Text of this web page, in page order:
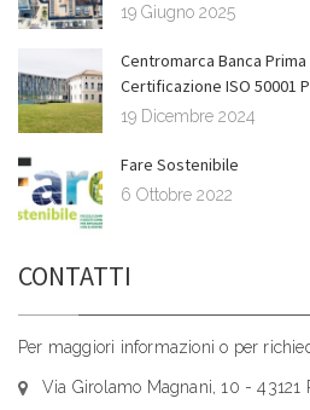
19 Giugno 2025
Centromarca Banca
Certificazione ISO 50001
19 Dicembre 2024
Fare Sostenibile
6 Ottobre 2022
CONTATTI
Per maggiori informazioni o per
Via Girolamo Magnani, 10 - 43121